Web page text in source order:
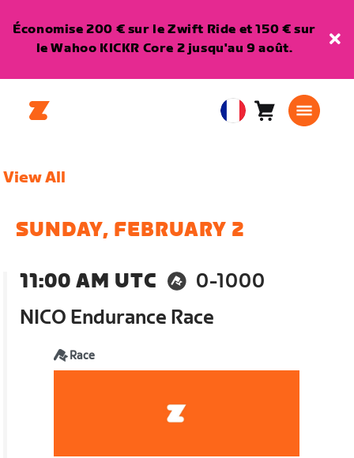
Économise 200 € sur le Zwift Ride et 150 € sur
le Wahoo KICKR Core 2 jusqu'au 9 août.
EuropeanPanier0
View All
SUNDAY, FEBRUARY 2
11:00 AM UTC
0-1000
NICO Endurance Race
Race